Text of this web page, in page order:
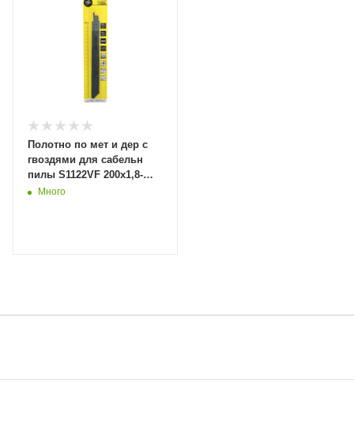
Полотно по мет и дер с
гвоздями для сабельн
пилы S1122VF 200x1,8-
2,5мм 2шт. 76128 (20/100)
Много